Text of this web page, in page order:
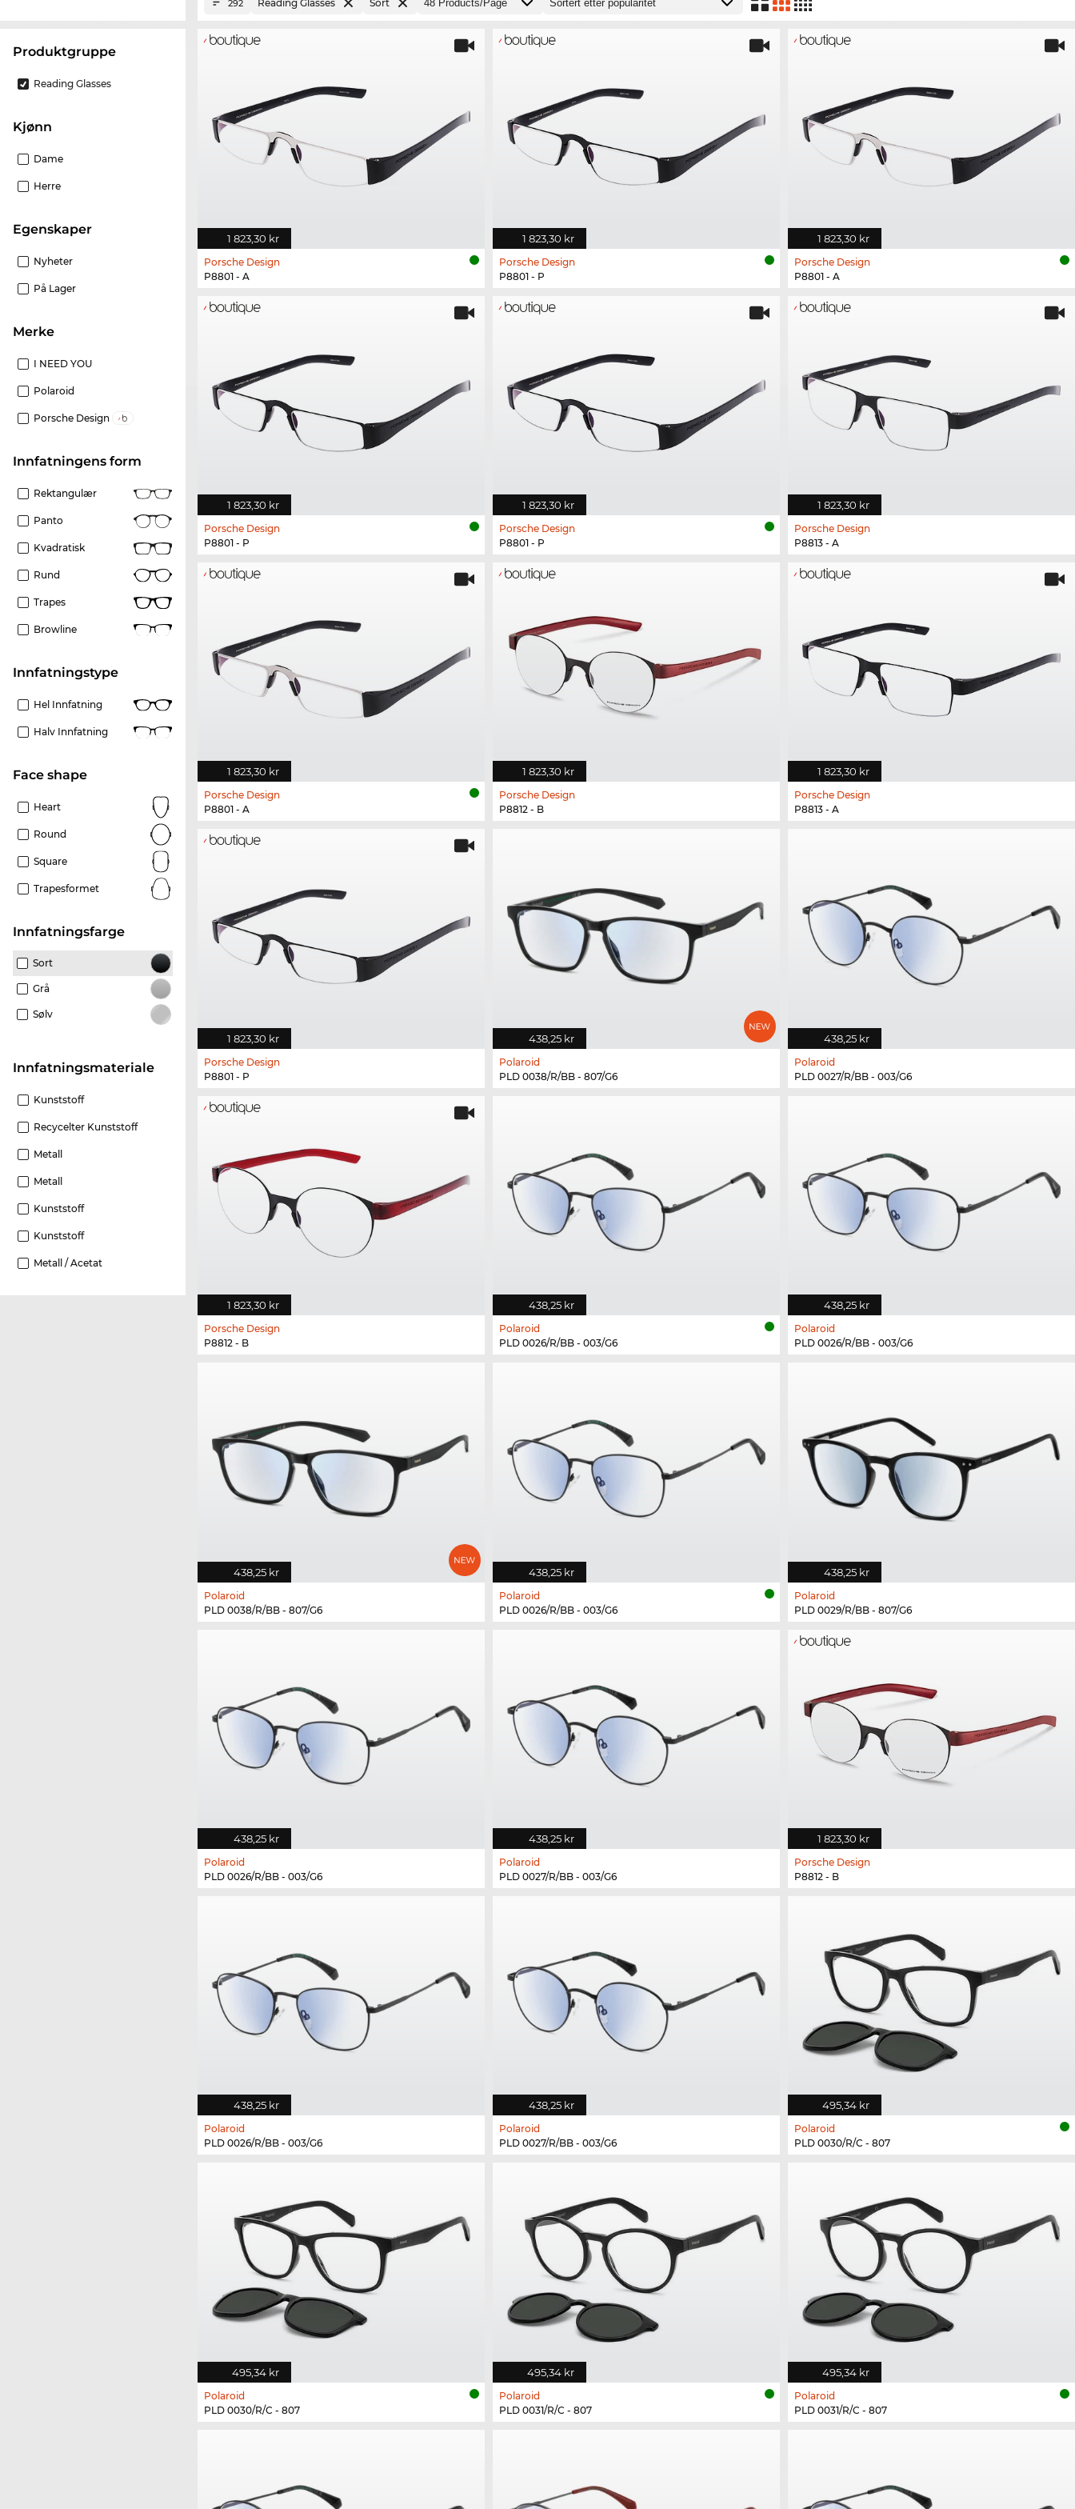
Produktgruppe
Reading Glasses
Kjønn
Dame
Herre
Egenskaper
Nyheter
På Lager
merke
I NEED YOU
Polaroid
Porsche Design
Innfatningens form
Rektangulær
Panto
Kvadratisk
Rund
Trapes
Browline
Innfatningstype
Hel Innfatning
Halv Innfatning
Face shape
Heart
Round
Square
Trapesformet
Innfatningsfarge
Sort
Grå
Sølv
innfatningsmateriale
Kunststoff
Recycelter Kunststoff
Metall
Metall
Kunststoff
Kunststoff
Metall / Acetat
292 Reading Glasses Sort
1 823,30 kr
Porsche Design
P8801 - A
1 823,30 kr
Porsche Design
P8801 - P
1 823,30 kr
Porsche Design
P8801 - A
1 823,30 kr
Porsche Design
P8801 - P
1 823,30 kr
Porsche Design
P8801 - P
1 823,30 kr
Porsche Design
P8813 - A
1 823,30 kr
Porsche Design
P8801 - A
1 823,30 kr
Porsche Design
P8812 - B
1 823,30 kr
Porsche Design
P8813 - A
1 823,30 kr
Porsche Design
P8801 - P
438,25 kr
Polaroid
PLD 0038/R/BB - 807/G6
438,25 kr
Polaroid
PLD 0027/R/BB - 003/G6
1 823,30 kr
Porsche Design
P8812 - B
438,25 kr
Polaroid
PLD 0026/R/BB - 003/G6
438,25 kr
Polaroid
PLD 0026/R/BB - 003/G6
438,25 kr
Polaroid
PLD 0038/R/BB - 807/G6
438,25 kr
Polaroid
PLD 0026/R/BB - 003/G6
438,25 kr
Polaroid
PLD 0029/R/BB - 807/G6
438,25 kr
Polaroid
PLD 0026/R/BB - 003/G6
438,25 kr
Polaroid
PLD 0027/R/BB - 003/G6
1 823,30 kr
Porsche Design
P8812 - B
438,25 kr
Polaroid
PLD 0026/R/BB - 003/G6
438,25 kr
Polaroid
PLD 0027/R/BB - 003/G6
495,34 kr
Polaroid
PLD 0030/R/C - 807
495,34 kr
Polaroid
PLD 0030/R/C - 807
495,34 kr
Polaroid
PLD 0031/R/C - 807
495,34 kr
Polaroid
PLD 0031/R/C - 807